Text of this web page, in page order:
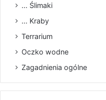
... Ślimaki
... Kraby
Terrarium
Oczko wodne
Zagadnienia ogólne